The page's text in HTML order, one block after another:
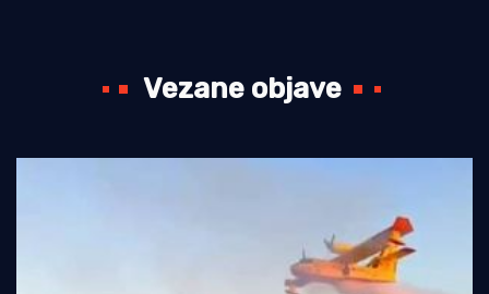
Vezane objave